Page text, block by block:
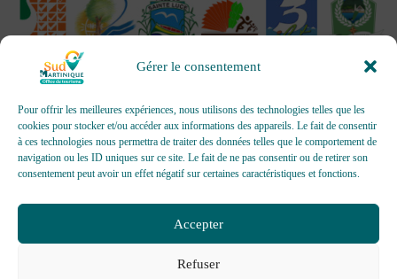
Gérer le consentement
Pour offrir les meilleures expériences, nous utilisons des technologies telles que les
cookies pour stocker et/ou accéder aux informations des appareils. Le fait de consentir
à ces technologies nous permettra de traiter des données telles que le comportement de
navigation ou les ID uniques sur ce site. Le fait de ne pas consentir ou de retirer son
consentement peut avoir un effet négatif sur certaines caractéristiques et fonctions.
Accepter
Refuser
OFFICES DE TOURISME - Pour les activités d’accueil,
d’information, de promotion/communication, de création et gestion
d’événements